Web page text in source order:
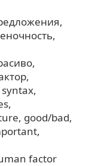
good/bad
factor